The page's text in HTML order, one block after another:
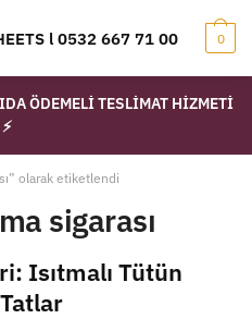
l 0532 667 71 00 0
ÖDEMELİ TESLİMAT HİZMETİ
⚡
olarak etiketlendi
sigarası
Isıtmalı Tütün